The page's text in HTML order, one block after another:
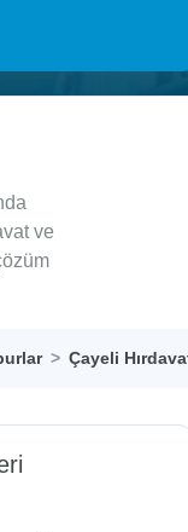
ve
Çayeli